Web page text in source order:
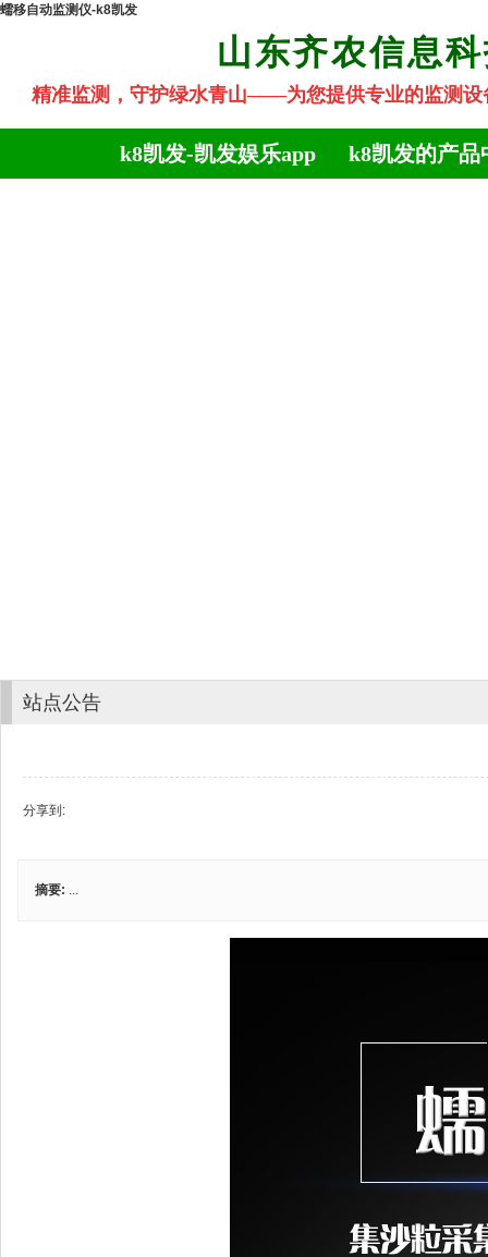
蠕移自动监测仪-k8凯发
山东齐农信息
精准监测，守护绿水青山——为您提供专业的监测设
k8凯发-凯发娱乐app k8凯发的产品
站点公告
分享到:
摘要: ...